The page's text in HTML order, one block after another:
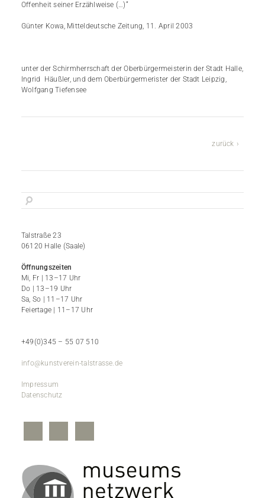
Offenheit seiner Erzählweise (…)“
Günter Kowa, Mitteldeutsche Zeitung, 11. April 2003
unter der Schirmherrschaft der Oberbürgermeisterin der Stadt Halle,
Ingrid Häußler, und dem Oberbürgermerister der Stadt Leipzig,
Wolfgang Tiefensee
zurück
Talstraße 23
06120 Halle (Saale)
Öffnungszeiten
Mi, Fr | 13–17 Uhr
Do | 13–19 Uhr
Sa, So | 11–17 Uhr
Feiertage | 11–17 Uhr
+49(0)345 – 55 07 510
info@kunstverein-talstrasse.de
Impressum
Datenschutz